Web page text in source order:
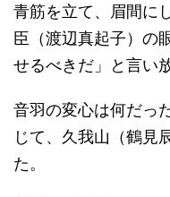
青筋を立て、眉間に
臣（渡辺真起子）の
せるべきだ」と言い
音羽の変心は何だっ
じて、久我山（鶴見
た。